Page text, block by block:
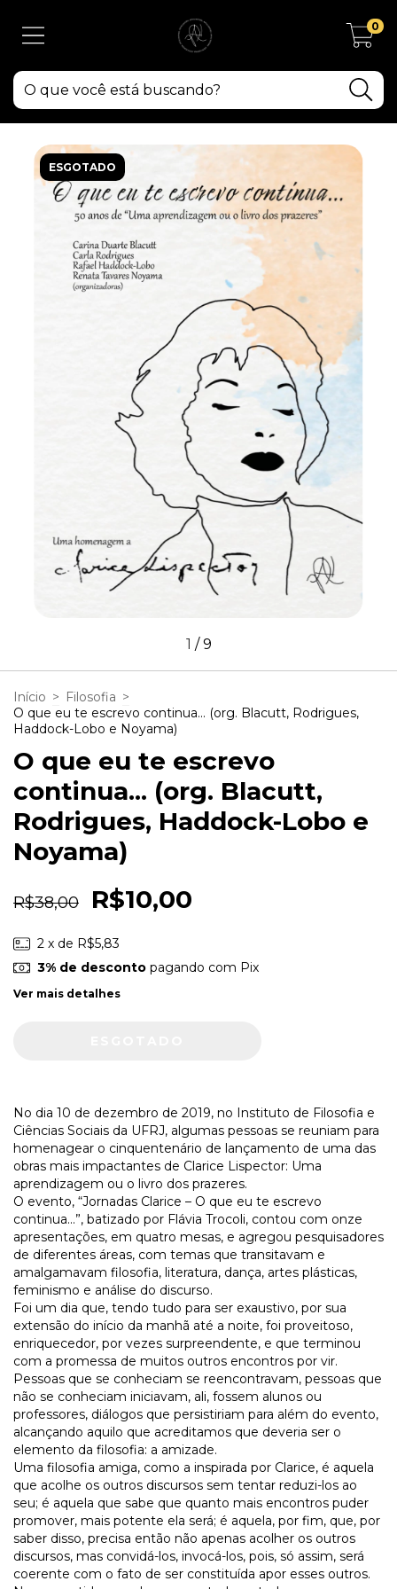
0
ESGOTADO
1 /9
Início > Filosofia >
O que eu te escrevo continua... (org. Blacutt, Rodrigues,
Haddock-Lobo e Noyama)
O que eu te escrevo
continua... (org. Blacutt,
Rodrigues, Haddock-Lobo e
Noyama)
R$38,00 R$10,00
2 x de R$5,83
3% de descontopagando com Pix
Ver mais detalhes
No dia 10 de dezembro de 2019, no Instituto de Filosofia e
Ciências Sociais da UFRJ, algumas pessoas se reuniam para
homenagear o cinquentenário de lançamento de uma das
obras mais impactantes de Clarice Lispector: Uma
aprendizagem ou o livro dos prazeres.
O evento, “Jornadas Clarice – O que eu te escrevo
continua...”, batizado por Flávia Trocoli, contou com onze
apresentações, em quatro mesas, e agregou pesquisadores
de diferentes áreas, com temas que transitavam e
amalgamavam filosofia, literatura, dança, artes plásticas,
feminismo e análise do discurso.
Foi um dia que, tendo tudo para ser exaustivo, por sua
extensão do início da manhã até a noite, foi proveitoso,
enriquecedor, por vezes surpreendente, e que terminou
com a promessa de muitos outros encontros por vir.
Pessoas que se conheciam se reencontravam, pessoas que
não se conheciam iniciavam, ali, fossem alunos ou
professores, diálogos que persistiriam para além do evento,
alcançando aquilo que acreditamos que deveria ser o
elemento da filosofia: a amizade.
Uma filosofia amiga, como a inspirada por Clarice, é aquela
que acolhe os outros discursos sem tentar reduzi-los ao
seu; é aquela que sabe que quanto mais encontros puder
promover, mais potente ela será; é aquela, por fim, que, por
saber disso, precisa então não apenas acolher os outros
discursos, mas convidá-los, invocá-los, pois, só assim, será
coerente com o fato de ser constituída apor esses outros.